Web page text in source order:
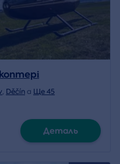
, Děčín a Ще 45
Деталь